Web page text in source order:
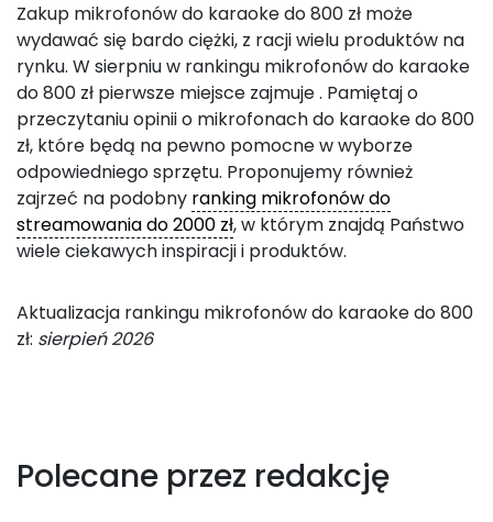
Zakup mikrofonów do karaoke do 800 zł może
wydawać się bardo ciężki, z racji wielu produktów na
rynku. W sierpniu w rankingu mikrofonów do karaoke
do 800 zł pierwsze miejsce zajmuje. Pamiętaj o
przeczytaniu opinii o mikrofonach do karaoke do 800
zł, które będą na pewno pomocne w wyborze
odpowiedniego sprzętu. Proponujemy również
zajrzeć na podobny ranking mikrofonów do
streamowania do 2000 zł, w którym znajdą Państwo
wiele ciekawych inspiracji i produktów.
Aktualizacja rankingu mikrofonów do karaoke do 800
zł: sierpień 2026
Polecane przez redakcję